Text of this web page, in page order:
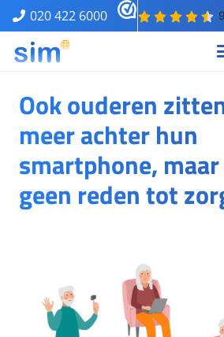
020 422 6000
Ook ouderen
meer achter hun
smartphone,
geen reden tot